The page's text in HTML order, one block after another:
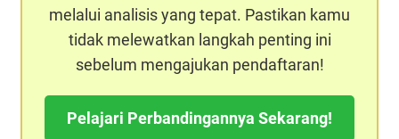
melalui analisis yang tepat. Pastikan kamu
tidak melewatkan langkah penting ini
sebelum mengajukan pendaftaran!
Pelajari Perbandingannya Sekarang!